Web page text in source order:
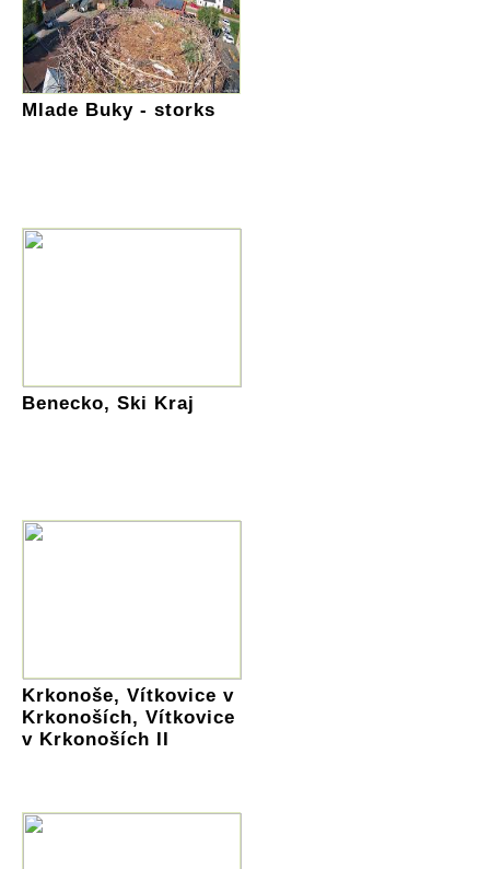
Mlade Buky - storks
Benecko, Ski Kraj
Krkonoše, Vítkovice v
Krkonoších, Vítkovice
v Krkonoších II